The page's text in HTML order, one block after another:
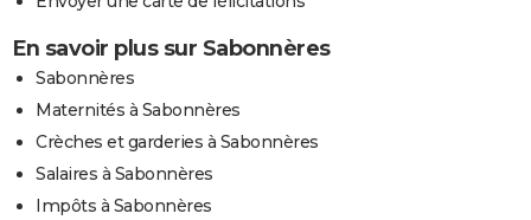
En savoir plus sur Sabonnères
Sabonnères
Maternités à Sabonnères
Crèches et garderies à Sabonnères
Salaires à Sabonnères
Impôts à Sabonnères